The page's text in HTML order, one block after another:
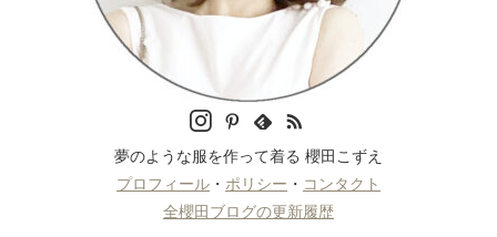
夢のような服を作って着る 櫻田こずえ
プロフィール ・ ポリシー ・ コンタクト
全櫻田ブログの更新履歴